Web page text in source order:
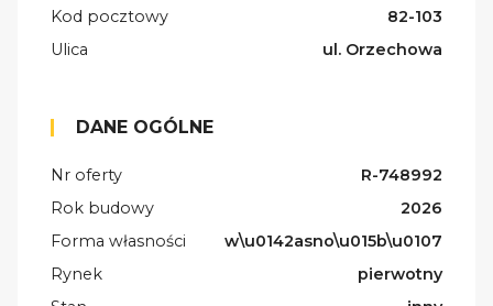
Kod pocztowy
82-103
Ulica
ul. Orzechowa
DANE OGÓLNE
Nr oferty
R-748992
Rok budowy
2026
Forma własności
w\u0142asno\u015b\u0107
Rynek
pierwotny